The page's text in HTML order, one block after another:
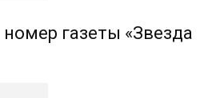
газеты «Звезда